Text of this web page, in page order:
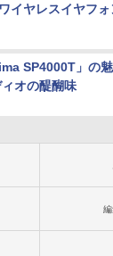
イヤレスイヤフ
SP4000T」の
オの醍醐味